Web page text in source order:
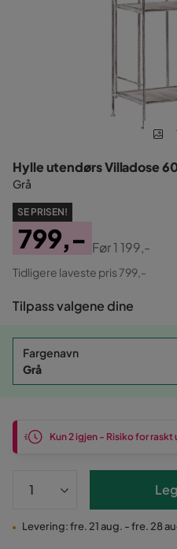
Hylle utendørs Villadose
Grå
SE PRISEN!
Pris
799,-
Original
Pris
Før1 199,-
Tidligere laveste pris 799,-
Tilpass valgene dine
Fargenavn
Grå
Kun 2 igjen - Risiko for
Levering: fre. 21 aug. - fre. 28